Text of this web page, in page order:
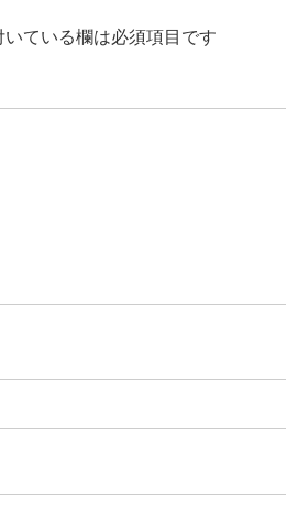
いている欄は必須項目です